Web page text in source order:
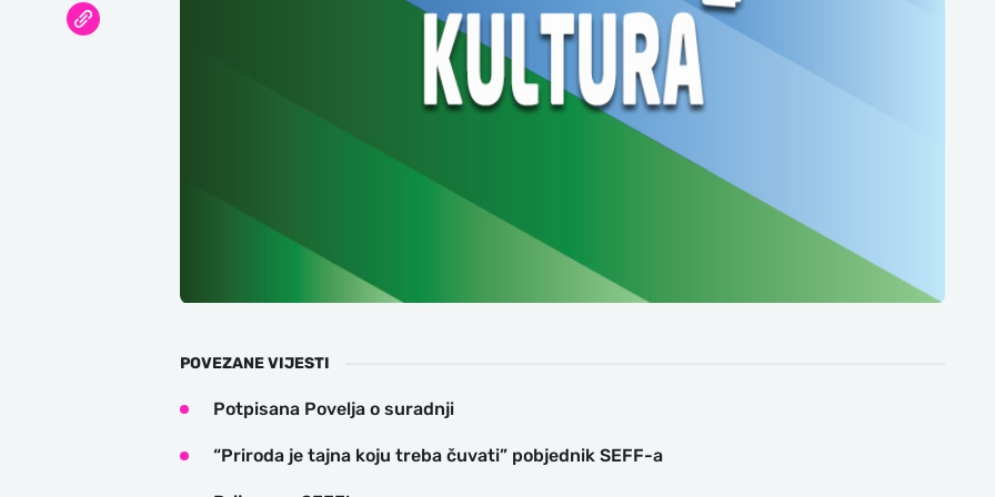
POVEZANE VIJESTI
Potpisana Povelja o suradnji
“Priroda je tajna koju treba čuvati” pobjednik SEFF-a